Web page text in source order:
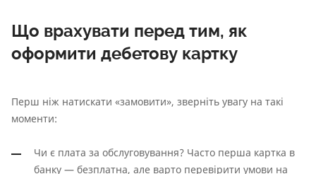
Що врахувати перед тим, як
оформити дебетову картку
Перш ніж натискати «замовити», зверніть увагу на такі
моменти:
Чи є плата за обслуговування? Часто перша картка в
банку — безплатна, але варто перевірити умови на